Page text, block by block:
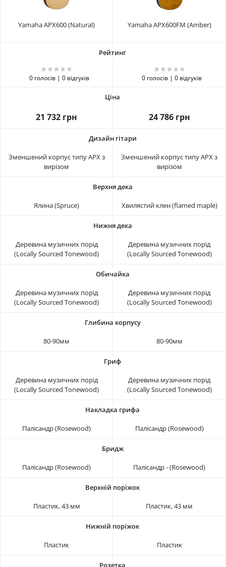
Yamaha APX600 (Natural) Yamaha APX600FM (Amber)
0 голосів | 0 відгуків 0 голосів | 0 відгуків
21 732 грн 24 786 грн
Зменшений корпус типу APX з
вирізом
Зменшений корпус типу APX з
вирізом
Ялина (Spruce) Хвилястий клен (flamed maple)
Деревина музичних порід
(Locally Sourced Tonewood)
Деревина музичних порід
(Locally Sourced Tonewood)
Деревина музичних порід
(Locally Sourced Tonewood)
Деревина музичних порід
(Locally Sourced Tonewood)
80-90мм 80-90мм
Деревина музичних порід
(Locally Sourced Tonewood)
Деревина музичних порід
(Locally Sourced Tonewood)
Палісандр (Rosewood) Палісандр (Rosewood)
Палісандр (Rosewood) Палісандр - (Rosewood)
Пластик, 43 мм Пластик, 43 мм
Пластик Пластик